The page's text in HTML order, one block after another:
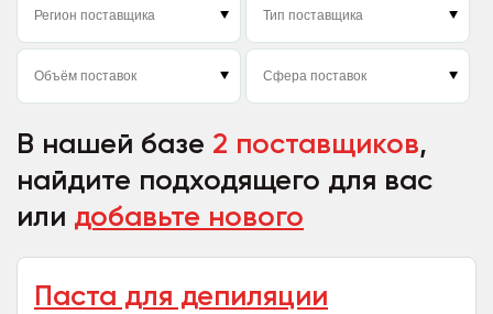
В нашей базе 2 поставщиков,
найдите подходящего для вас
или добавьте нового
Паста для депиляции